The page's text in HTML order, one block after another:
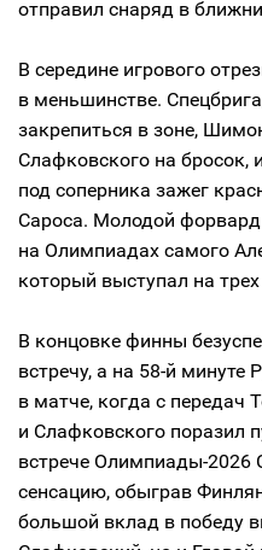
отправил снаряд в
В середине игрового
в меньшинстве.
закрепиться в зоне,
Слафковского на бросок,
под соперника зажег
Сароса. Молодой
на Олимпиадах самого
который выступал на
В концовке финны
встречу, а на 58-й минуте
в матче, когда с передач
и Слафковского поразил
встрече Олимпиады-2026
сенсацию, обыграв
большой вклад в победу